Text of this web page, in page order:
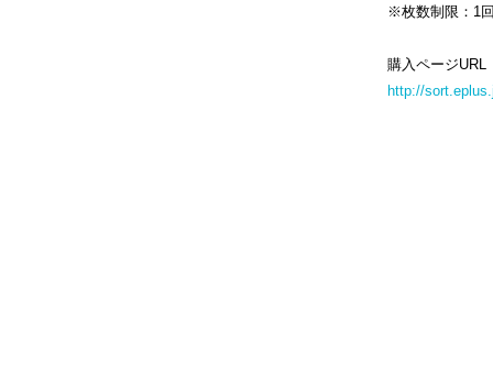
※枚数制限：1
購入ページURL
http://